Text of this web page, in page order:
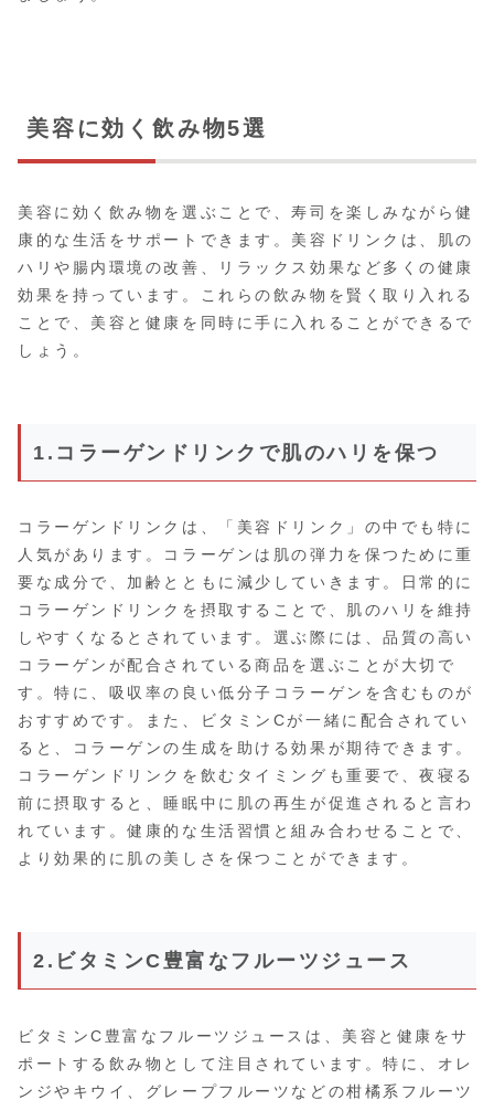
美容に効く飲み物5選
美容に効く飲み物を選ぶことで、寿司を楽しみながら健
康的な生活をサポートできます。美容ドリンクは、肌の
ハリや腸内環境の改善、リラックス効果など多くの健康
効果を持っています。これらの飲み物を賢く取り入れる
ことで、美容と健康を同時に手に入れることができるで
しょう。
1.コラーゲンドリンクで肌のハリを保つ
コラーゲンドリンクは、「美容ドリンク」の中でも特に
人気があります。コラーゲンは肌の弾力を保つために重
要な成分で、加齢とともに減少していきます。日常的に
コラーゲンドリンクを摂取することで、肌のハリを維持
しやすくなるとされています。選ぶ際には、品質の高い
コラーゲンが配合されている商品を選ぶことが大切で
す。特に、吸収率の良い低分子コラーゲンを含むものが
おすすめです。また、ビタミンCが一緒に配合されてい
ると、コラーゲンの生成を助ける効果が期待できます。
コラーゲンドリンクを飲むタイミングも重要で、夜寝る
前に摂取すると、睡眠中に肌の再生が促進されると言わ
れています。健康的な生活習慣と組み合わせることで、
より効果的に肌の美しさを保つことができます。
2.ビタミンC豊富なフルーツジュース
ビタミンC豊富なフルーツジュースは、美容と健康をサ
ポートする飲み物として注目されています。特に、オレ
ンジやキウイ、グレープフルーツなどの柑橘系フルーツ